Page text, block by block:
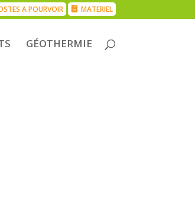
A POURVOIR MATERIEL
GÉOTHERMIE